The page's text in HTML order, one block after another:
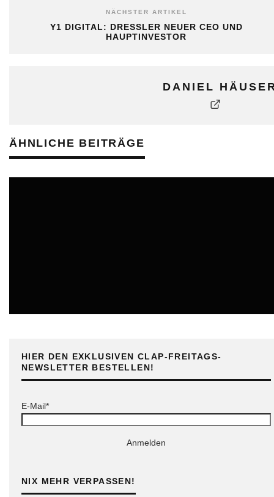
NÄCHSTER ARTIKEL
Y1 DIGITAL: DRESSLER NEUER CEO UND
HAUPTINVESTOR
DANIEL
ÄHNLICHE BEITRÄGE
HIER DEN EXKLUSIVEN CLAP-FREITAGS-
NEWSLETTER BESTELLEN!
E-Mail*
Anmelden
NIX MEHR VERPASSEN!